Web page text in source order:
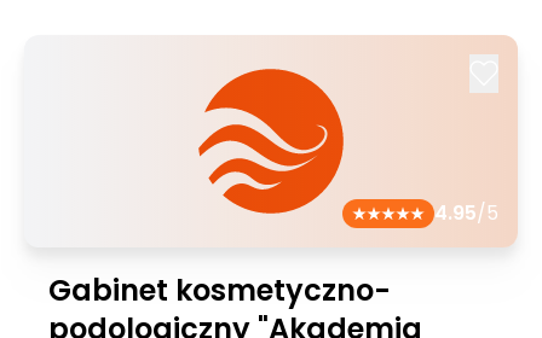
4.95/5
Gabinet kosmetyczno-
podologiczny "Akademia